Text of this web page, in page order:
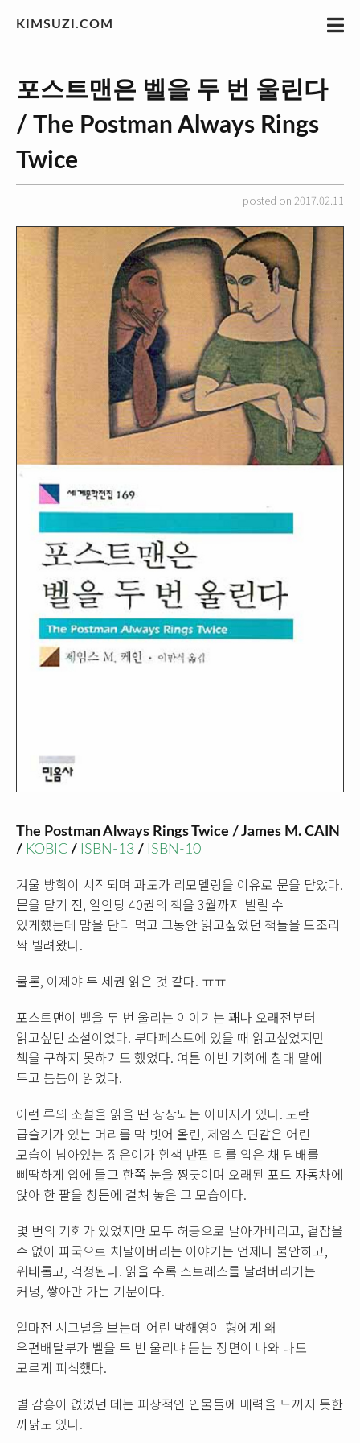
KIMSUZI.COM
포스트맨은 벨을 두 번 울린다
/ The Postman Always Rings
Twice
posted on 2017.02.11
The Postman Always Rings Twice / James M. CAIN
/ KOBIC / ISBN-13 / ISBN-10
겨울 방학이 시작되며 과도가 리모델링을 이유로 문을 닫았다.
문을 닫기 전, 일인당 40권의 책을 3월까지 빌릴 수
있게헀는데 맘을 단디 먹고 그동안 읽고싶었던 책들을 모조리
싹 빌려왔다.
물론, 이제야 두 세권 읽은 것 같다. ㅠㅠ
포스트맨이 벨을 두 번 울리는 이야기는 꽤나 오래전부터
읽고싶던 소설이었다. 부다페스트에 있을 때 읽고싶었지만
책을 구하지 못하기도 했었다. 여튼 이번 기회에 침대 맡에
두고 틈틈이 읽었다.
이런 류의 소설을 읽을 땐 상상되는 이미지가 있다. 노란
곱슬기가 있는 머리를 막 빗어 올린, 제임스 딘같은 어린
모습이 남아있는 젊은이가 흰색 반팔 티를 입은 채 담배를
삐딱하게 입에 물고 한쪽 눈을 찡긋이며 오래된 포드 자동차에
앉아 한 팔을 창문에 걸쳐 놓은 그 모습이다.
몇 번의 기회가 있었지만 모두 허공으로 날아가버리고, 겉잡을
수 없이 파국으로 치달아버리는 이야기는 언제나 불안하고,
위태롭고, 걱정된다. 읽을 수록 스트레스를 날려버리기는
커녕, 쌓아만 가는 기분이다.
얼마전 시그널을 보는데 어린 박해영이 형에게 왜
우편배달부가 벨을 두 번 울리냐 묻는 장면이 나와 나도
모르게 피식했다.
별 감흥이 없었던 데는 피상적인 인물들에 매력을 느끼지 못한
까닭도 있다.